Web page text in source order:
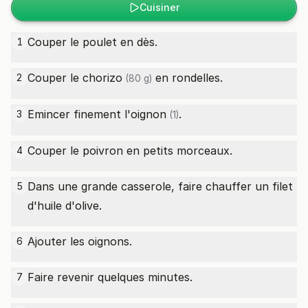
Cuisiner
1 Couper le poulet en dès.
2 Couper le chorizo (80 g) en rondelles.
3 Emincer finement l'oignon (1).
4 Couper le poivron en petits morceaux.
5 Dans une grande casserole, faire chauffer un filet
d'huile d'olive.
6 Ajouter les oignons.
7 Faire revenir quelques minutes.